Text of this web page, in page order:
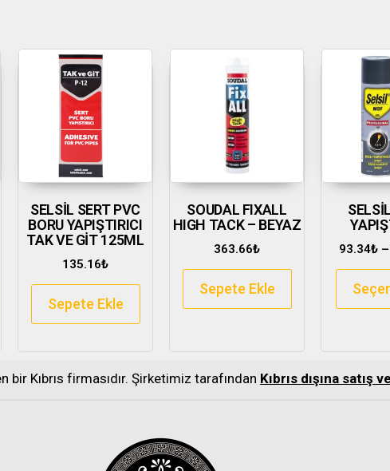
SELSİL SERT PVC
BORU YAPIŞTIRICI
TAK VE GİT 125ML
135.16₺
Sepete Ekle
SOUDAL FIXALL
HIGH TACK – BEYAZ
363.66₺
Sepete Ekle
93.34₺ –
bir Kıbrıs firmasıdır. Şirketimiz tarafından Kıbrıs dışına satış